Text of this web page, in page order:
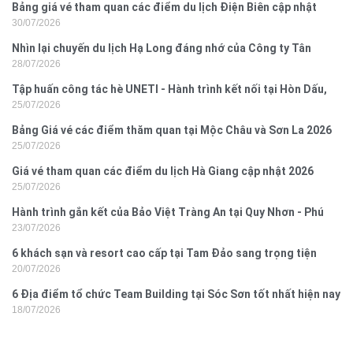
Bảng giá vé tham quan các điểm du lịch Điện Biên cập nhật
2026
30/07/2026
Nhìn lại chuyến du lịch Hạ Long đáng nhớ của Công ty Tân
Hưng 2026
28/07/2026
Tập huấn công tác hè UNETI - Hành trình kết nối tại Hòn Dấu,
Đồ Sơn
25/07/2026
Bảng Giá vé các điểm thăm quan tại Mộc Châu và Sơn La 2026
25/07/2026
Giá vé tham quan các điểm du lịch Hà Giang cập nhật 2026
25/07/2026
Hành trình gắn kết của Bảo Việt Tràng An tại Quy Nhơn - Phú
Yên
23/07/2026
6 khách sạn và resort cao cấp tại Tam Đảo sang trọng tiện
nghi
20/07/2026
6 Địa điểm tổ chức Team Building tại Sóc Sơn tốt nhất hiện nay
18/07/2026